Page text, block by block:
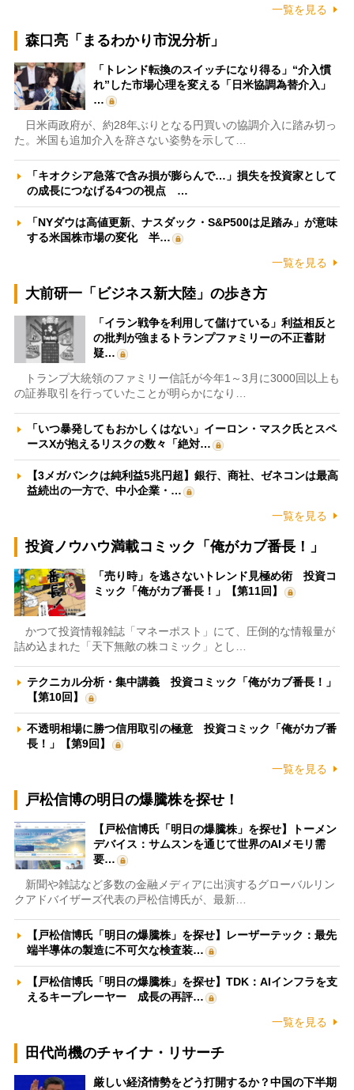
一覧を見る
森口亮「まるわかり市況分析」
「トレンド転換のスイッチになり得る」“介入慣
れ”した市場心理を変える「日米協調為替介入」
…
日米両政府が、約28年ぶりとなる円買いの協調介入に踏み切っ
た。米国も追加介入を辞さない姿勢を示して…
「キオクシア急落で含み損が膨らんで…」損失を投資家として
の成長につなげる4つの視点 …
「NYダウは高値更新、ナスダック・S&P500は足踏み」が意味
する米国株市場の変化 半…
一覧を見る
大前研一「ビジネス新大陸」の歩き方
「イラン戦争を利用して儲けている」利益相反と
の批判が強まるトランプファミリーの不正蓄財
疑…
トランプ大統領のファミリー信託が今年1～3月に3000回以上も
の証券取引を行っていたことが明らかになり…
「いつ暴発してもおかしくはない」イーロン・マスク氏とスペ
ースXが抱えるリスクの数々「絶対…
【3メガバンクは純利益5兆円超】銀行、商社、ゼネコンは最高
益続出の一方で、中小企業・…
一覧を見る
投資ノウハウ満載コミック「俺がカブ番長！」
「売り時」を逃さないトレンド見極め術 投資コ
ミック「俺がカブ番長！」【第11回】
かつて投資情報雑誌「マネーポスト」にて、圧倒的な情報量が
詰め込まれた「天下無敵の株コミック」とし…
テクニカル分析・集中講義 投資コミック「俺がカブ番長！」
【第10回】
不透明相場に勝つ信用取引の極意 投資コミック「俺がカブ番
長！」【第9回】
一覧を見る
戸松信博の明日の爆騰株を探せ！
【戸松信博氏「明日の爆騰株」を探せ】トーメン
デバイス：サムスンを通じて世界のAIメモリ需
要…
新聞や雑誌など多数の金融メディアに出演するグローバルリン
クアドバイザーズ代表の戸松信博氏が、最新…
【戸松信博氏「明日の爆騰株」を探せ】レーザーテック：最先
端半導体の製造に不可欠な検査装…
【戸松信博氏「明日の爆騰株」を探せ】TDK：AIインフラを支
えるキープレーヤー 成長の再評…
一覧を見る
田代尚機のチャイナ・リサーチ
厳しい経済情勢をどう打開するか？中国の下半期